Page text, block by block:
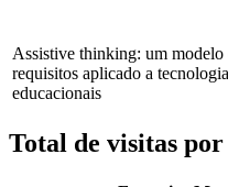
Assistive thinking: um modelo
requisitos aplicado a
educacionais
Total de visitas por